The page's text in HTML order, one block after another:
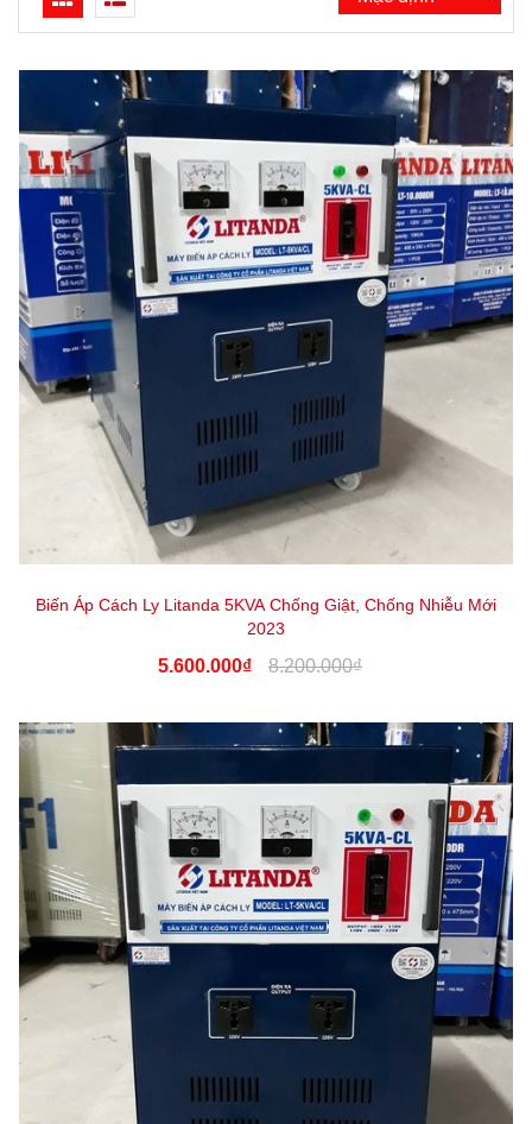
Biến Áp Cách Ly Litanda 5KVA Chống Giật, Chống Nhiễu Mới
2023
5.600.000₫ 8.200.000₫